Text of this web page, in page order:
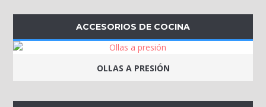
ACCESORIOS DE COCINA
OLLAS A PRESIÓN